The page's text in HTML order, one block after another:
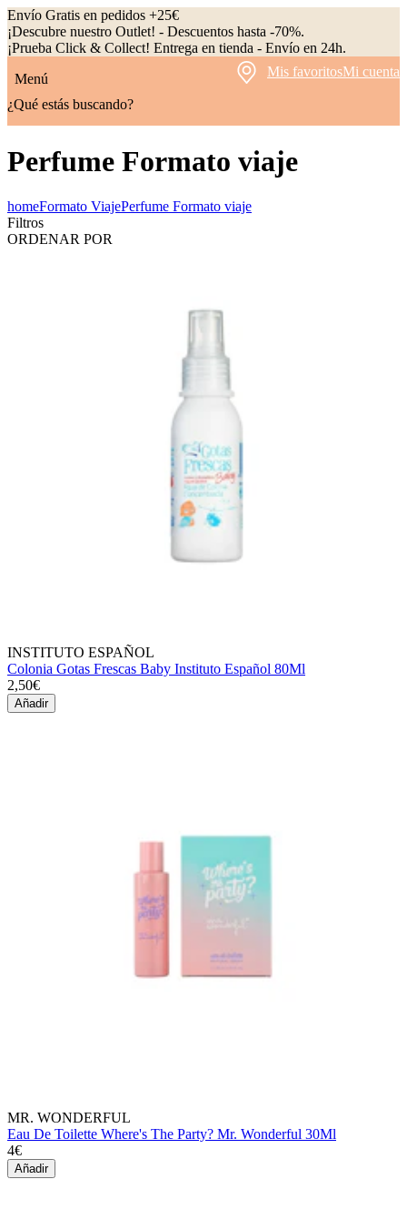
Envío Gratis en pedidos +25€
¡Descubre nuestro Outlet! - Descuentos hasta -70%.
¡Prueba Click & Collect! Entrega en tienda - Envío en 24h.
Menú
Mis favoritosMi cuenta
¿Qué estás buscando?
Perfume Formato viaje
homeFormato ViajePerfume Formato viaje
Filtros
ORDENAR POR
INSTITUTO ESPAÑOL
Colonia Gotas Frescas Baby Instituto Español 80Ml
2,50€
Añadir
MR. WONDERFUL
Eau De Toilette Where's The Party? Mr. Wonderful 30Ml
4€
Añadir